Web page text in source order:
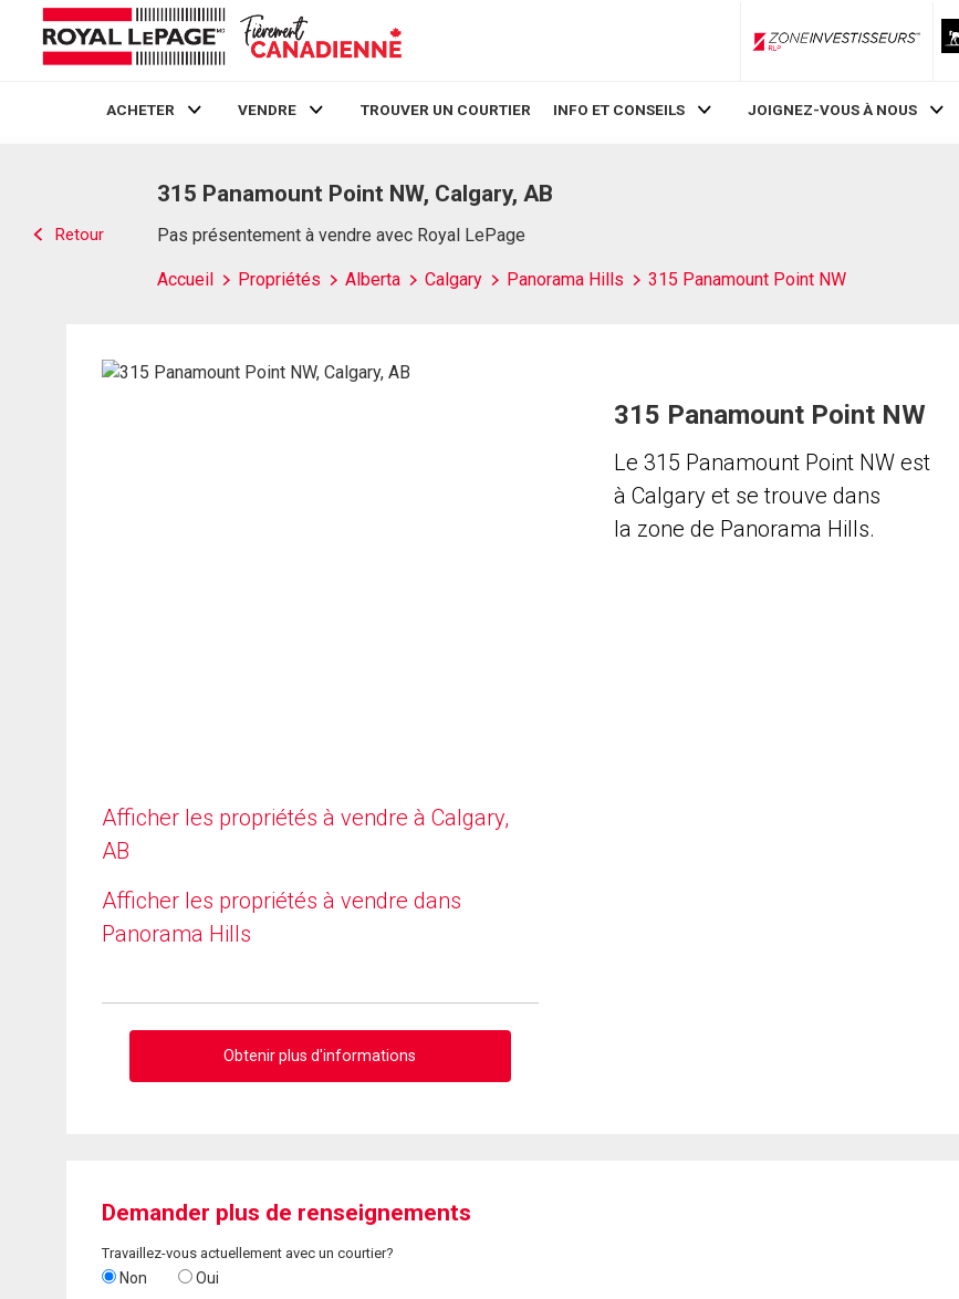
ZoneInvestisseurs
ACHETER VENDRE TROUVER UN COURTIER INFO ET CONSEILS JOIGNEZ-VOUS À NOUS
Retour
315 Panamount Point NW, Calgary, AB
Pas présentement à vendre avec Royal LePage
Accueil Propriétés Alberta Calgary Panorama Hills 315 Panamount Point NW
Afficher les propriétés à vendre à Calgary,
AB
Afficher les propriétés à vendre dans
Panorama Hills
Obtenir plus d'informations
315 Panamount Point NW
Le 315 Panamount Point NW est
à Calgary et se trouve dans
la zone de Panorama Hills.
Demander plus de renseignements
Travaillez-vous actuellement avec un courtier?
Non Oui